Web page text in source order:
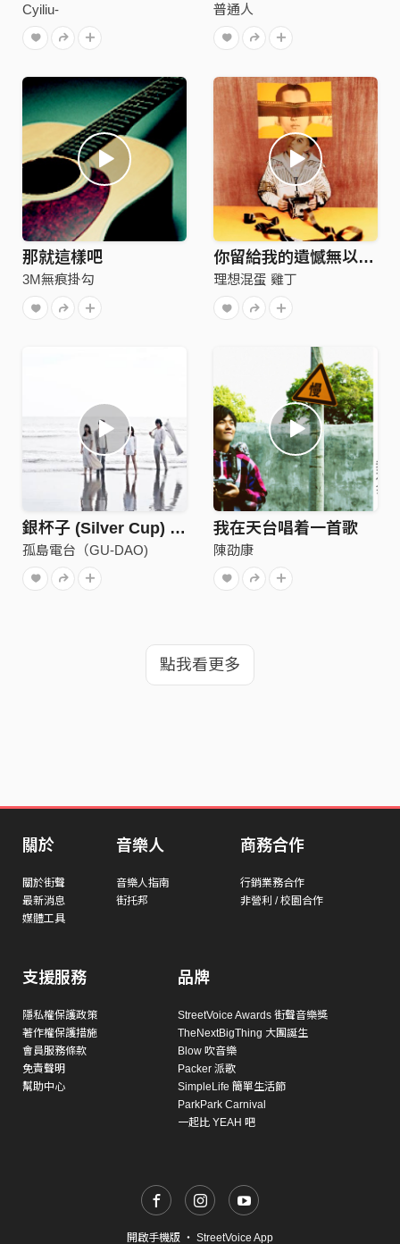
Cyiliu- 普通人
那就這樣吧
3M無痕掛勾
你留給我的遺憾無以名狀
理想混蛋 雞丁
銀杯子 (Silver Cup) DEMO.
孤島電台（GU-DAO)
我在天台唱着一首歌
陳劭康
點我看更多
關於
關於街聲
最新消息
媒體工具
音樂人
音樂人指南
街托邦
商務合作
行銷業務合作
非營利 / 校園合作
支援服務
隱私權保護政策
著作權保護措施
會員服務條款
免責聲明
幫助中心
品牌
StreetVoice Awards 街聲音樂獎
TheNextBigThing 大團誕生
Blow 吹音樂
Packer 派歌
SimpleLife 簡單生活節
ParkPark Carnival
一起比 YEAH 吧
開啟手機版 ・ StreetVoice App